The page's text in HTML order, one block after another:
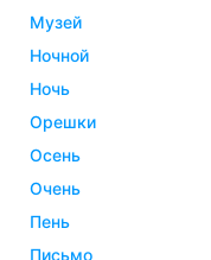
музей
ночной
ночь
орешки
осень
очень
пень
письмо